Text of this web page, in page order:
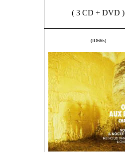
( 3 CD + DVD )
(ID665)